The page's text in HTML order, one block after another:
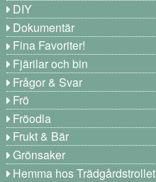
DIY
Dokumentär
Fina Favoriter!
Fjärilar och bin
Frågor & Svar
Frö
Fröodla
Frukt & Bär
Grönsaker
Hemma hos Trädgårdstrollet